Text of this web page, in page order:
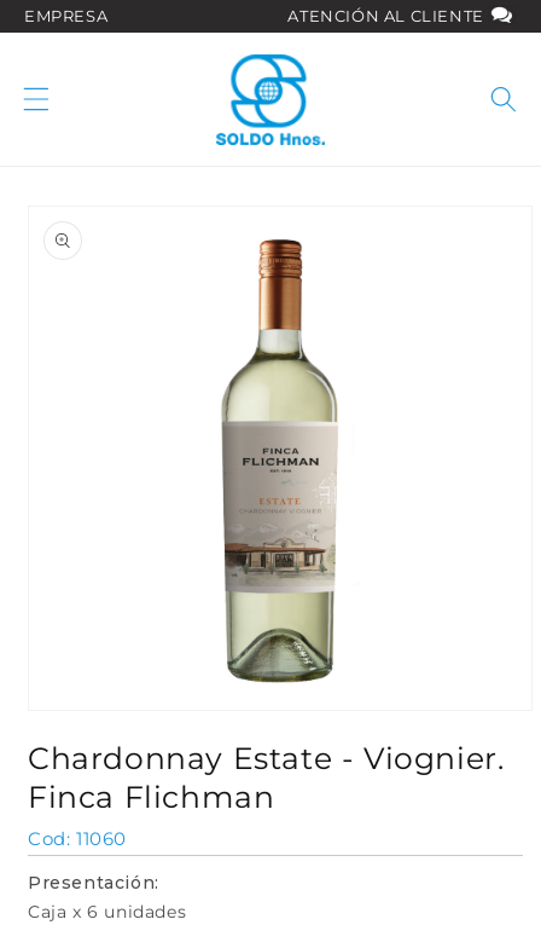
directamente
EMPRESA ATENCIÓN AL CLIENTE
información
multimedia
1
en
una
modal
Chardonnay Estate - Viognier.
Finca Flichman
SKU:
11060
Presentación:
Caja x 6 unidades